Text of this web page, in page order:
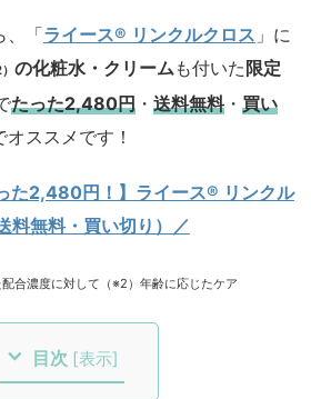
、「ライース® リンクルクロス 」に
の化粧水・クリーム も付いた限定
たった2,480円 ・ 送料無料・ 買い
ススメです！
た2,480円！ 】ライース® リンクル
料無料・買い切り）／
配合濃度に対して（※2）年齢に応じたケア
目次 [表示]